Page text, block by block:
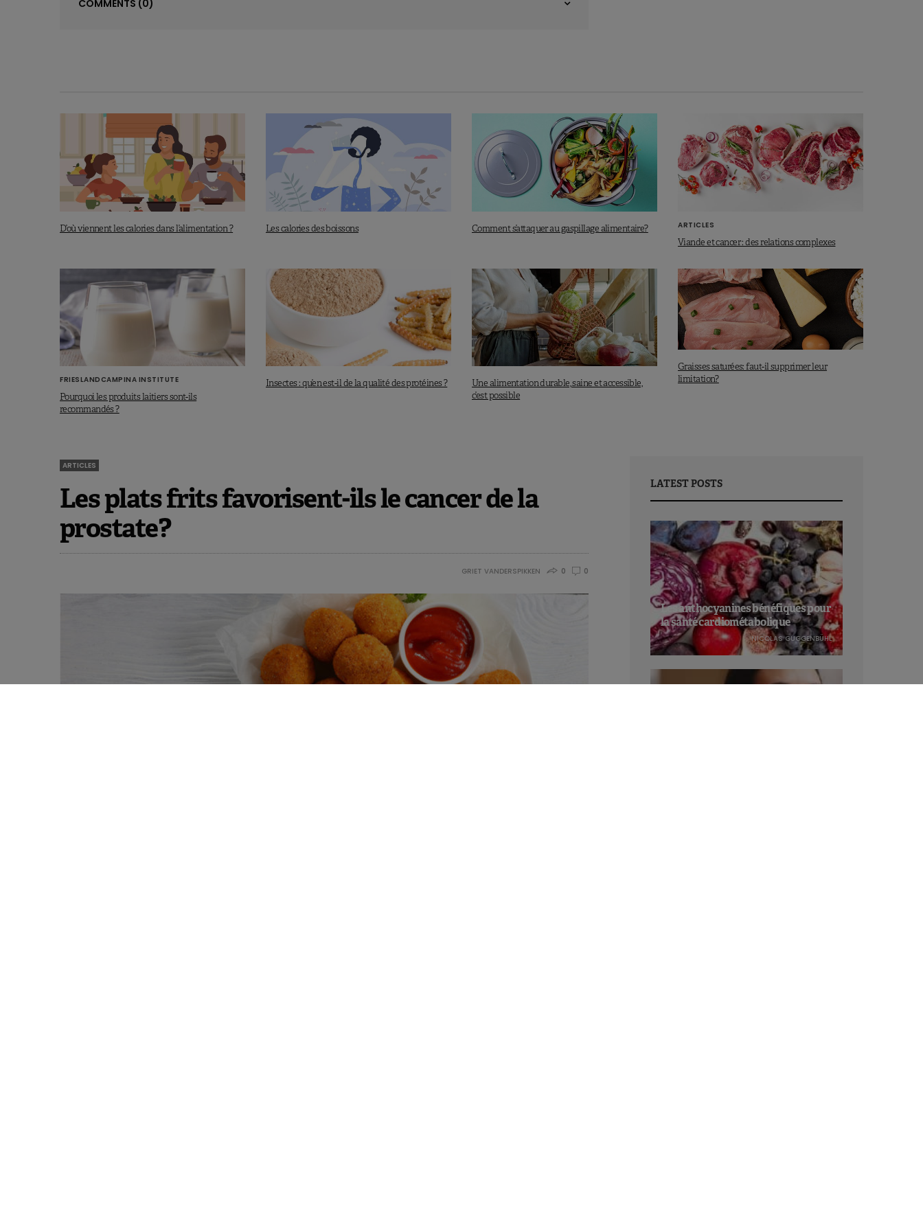
COMMENTS (0)
D’où viennent les calories dans l’alimentation ? Les calories des boissons Comment s’attaquer au gaspillage alimentaire? ARTICLES
Viande et cancer : des relations complexes
FRIESLANDCAMPINA INSTITUTE
Pourquoi les produits laitiers sont-ils
recommandés ?
Insectes : qu’en est-il de la qualité des protéines ?
Une alimentation durable, saine et accessible,
c’est possible
Graisses saturées: faut-il supprimer leur
limitation?
ARTICLES
Les plats frits favorisent-ils le cancer de la
prostate?
GRIET VANDERSPIKKEN 0 0
LATEST POSTS
Les anthocyanines bénéfiques pour
la santé cardiométabolique
NICOLAS GUGGENBÜHL